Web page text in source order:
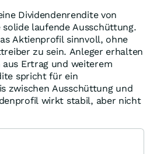
Dividendenrendite von
laufende Ausschüttung.
Aktienprofil sinnvoll, ohne
zu sein. Anleger erhalten
Ertrag und weiterem
spricht für ein
zwischen Ausschüttung und
wirkt stabil, aber nicht